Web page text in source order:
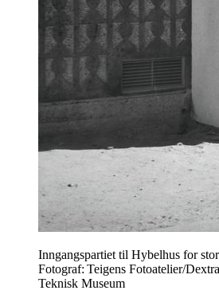
Inngangspartiet til Hybelhus for
Fotograf: Teigens Fotoatelier/
Teknisk Museum